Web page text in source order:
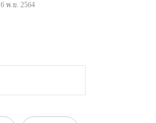
6 พ.ย. 2564